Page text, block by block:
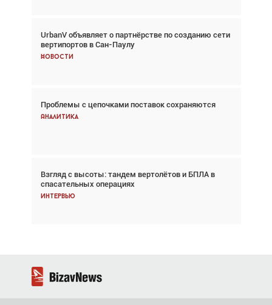
UrbanV объявляет о партнёрстве по созданию сети
вертипортов в Сан-Паулу
Новости
Проблемы с цепочками поставок сохраняются
Аналитика
Взгляд с высоты: тандем вертолётов и БПЛА в
спасательных операциях
Интервью
Авиационный фотограф Дэйв Кох: «Фотография
говорит сама за себя... а ИИ всё портит»
Новости
Впервые с 2024 года глобальный трафик
снижается три недели подряд
Частный самолёт – это актив. Подходите к
покупке соответствующим образом
Интервью